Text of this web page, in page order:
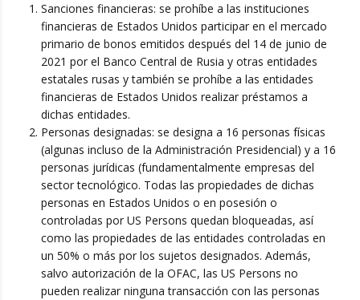
Sanciones financieras: se prohíbe a las instituciones
financieras de Estados Unidos participar en el mercado
primario de bonos emitidos después del 14 de junio de
2021 por el Banco Central de Rusia y otras entidades
estatales rusas y también se prohíbe a las entidades
financieras de Estados Unidos realizar préstamos a
dichas entidades.
Personas designadas: se designa a 16 personas físicas
(algunas incluso de la Administración Presidencial) y a 16
personas jurídicas (fundamentalmente empresas del
sector tecnológico. Todas las propiedades de dichas
personas en Estados Unidos o en posesión o
controladas por US Persons quedan bloqueadas, así
como las propiedades de las entidades controladas en
un 50% o más por los sujetos designados. Además,
salvo autorización de la OFAC, las US Persons no
pueden realizar ninguna transacción con las personas